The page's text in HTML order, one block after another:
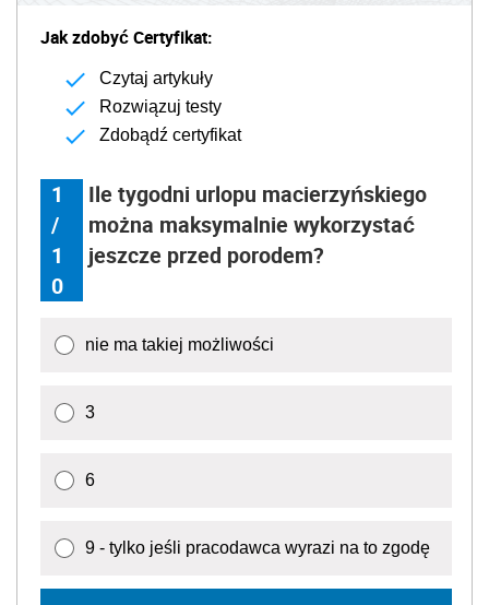
Jak zdobyć Certyfikat:
Czytaj artykuły
Rozwiązuj testy
Zdobądź certyfikat
1
/
1
0
Ile tygodni urlopu macierzyńskiego
można maksymalnie wykorzystać
jeszcze przed porodem?
nie ma takiej możliwości
3
6
9 - tylko jeśli pracodawca wyrazi na to zgodę